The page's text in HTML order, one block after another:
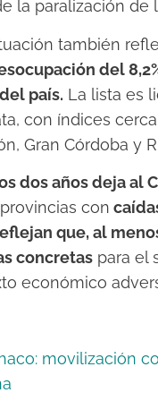
la paralización de
también
del
país. La lista es
con índices
Gran Córdoba y
dos años deja al
con
que, al
concretas para el
económico
movilización